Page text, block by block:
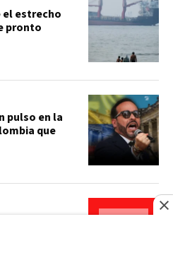
el estrecho
pronto
pulso en la
que